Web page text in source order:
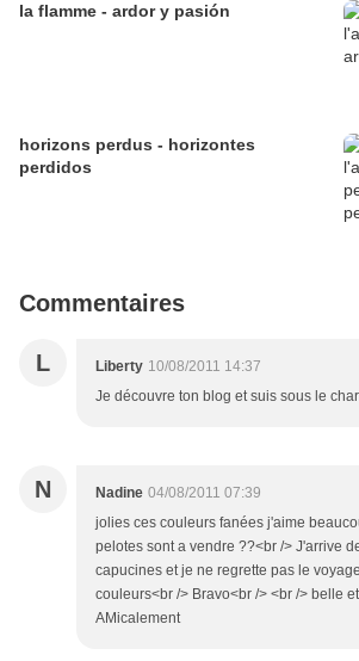
la flamme - ardor y pasión
horizons perdus - horizontes
perdidos
Commentaires
L Liberty 10/08/2011 14:37
Je découvre ton blog et suis sous le
N Nadine 04/08/2011 07:39
jolies ces couleurs fanées j'aime
pelotes sont a vendre ??<br /> J'arrive
capucines et je ne regrette pas le
couleurs<br /> Bravo<br /> <br /> belle
AMicalement